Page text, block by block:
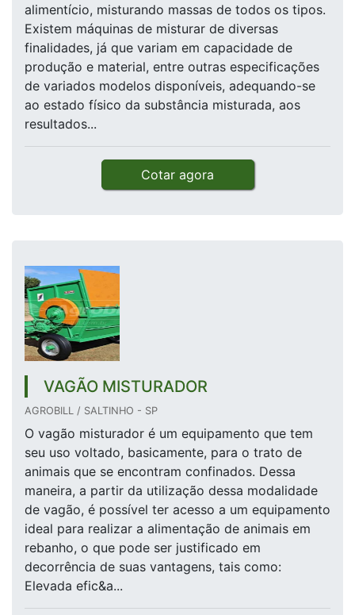
alimentício, misturando massas de todos os tipos.
Existem máquinas de misturar de diversas
finalidades, já que variam em capacidade de
produção e material, entre outras especificações
de variados modelos disponíveis, adequando-se
ao estado físico da substância misturada, aos
resultados...
Cotar agora
VAGÃO MISTURADOR
AGROBILL / SALTINHO - SP
O vagão misturador é um equipamento que tem
seu uso voltado, basicamente, para o trato de
animais que se encontram confinados. Dessa
maneira, a partir da utilização dessa modalidade
de vagão, é possível ter acesso a um equipamento
ideal para realizar a alimentação de animais em
rebanho, o que pode ser justificado em
decorrência de suas vantagens, tais como:
Elevada efic&a...